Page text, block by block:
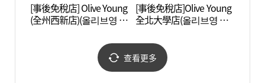
[事後免稅店] Olive Young
(全州西新店)(올리브영 전
[事後免稅店]Olive Young
全北大學店(올리브영 전
查看更多